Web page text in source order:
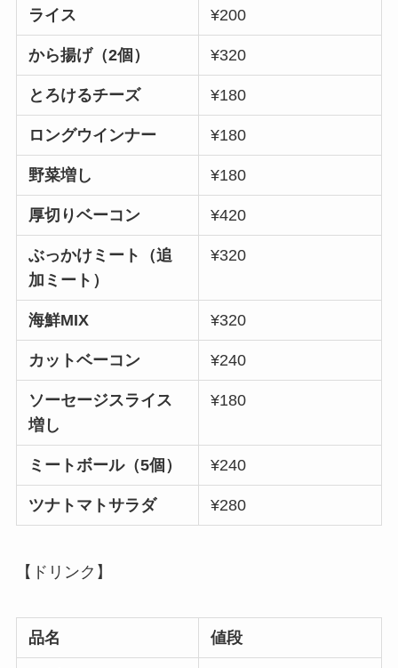
ライス ¥200
から揚げ（2個） ¥320
とろけるチーズ ¥180
ロングウインナー ¥180
野菜増し ¥180
厚切りベーコン ¥420
ぶっかけミート（追
加ミート）
¥320
海鮮MIX ¥320
カットベーコン ¥240
ソーセージスライス
増し
¥180
ミートボール（5個） ¥240
ツナトマトサラダ ¥280
【ドリンク】
品名 値段